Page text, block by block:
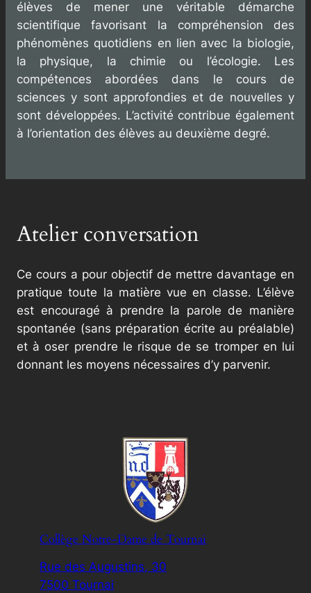
élèves de mener une véritable démarche
scientifique favorisant la compréhension des
phénomènes quotidiens en lien avec la biologie,
la physique, la chimie ou l’écologie. Les
compétences abordées dans le cours de
sciences y sont approfondies et de nouvelles y
sont développées. L’activité contribue également
à l’orientation des élèves au deuxième degré.
Atelier conversation
Ce cours a pour objectif de mettre davantage en
pratique toute la matière vue en classe. L’élève
est encouragé à prendre la parole de manière
spontanée (sans préparation écrite au préalable)
et à oser prendre le risque de se tromper en lui
donnant les moyens nécessaires d’y parvenir.
Collège Notre-Dame de Tournai
Rue des Augustins, 30
7500 Tournai